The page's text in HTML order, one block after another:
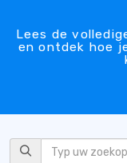
Lees de
en ontdek hoe